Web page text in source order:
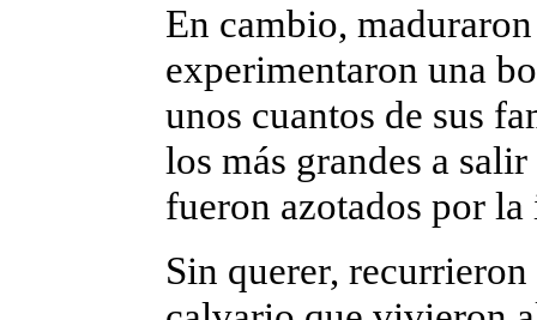
En cambio,
experimentaron una
unos cuantos de sus
los más grandes a
fueron azotados por la
Sin querer,